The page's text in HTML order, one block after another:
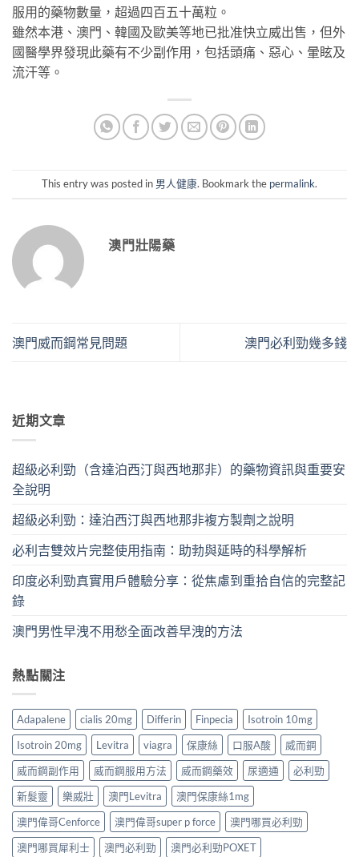
服用的藥物數量，超過四百五十萬粒。
雖然本港、澳門、韓國及歐美等地已批准快立威出售，但外
國醫學界發現此藥有不少副作用，包括頭痛、惡心、暈眩及
流汗等。
This entry was posted in 男人健康. Bookmark the permalink.
澳門壯陽藥
澳門威而鋼常見問題 澳門必利勁幾多錢
近期文章
超級必利勁（含達泊西汀與西地那非）的藥物資訊與重要安
全說明
超級必利勁：達泊西汀與西地那非複方製劑之說明
必利吉雙效片完整使用指南：助勃與延時的科學解析
印度必利勁真實用戶體驗分享：從焦慮到重拾自信的完整記
錄
澳門男性早洩不用愁全面改善早洩的方法
熱點關注
Adapalene cialis 20mg Differin Finpecia
Isotroin 10mg
Isotroin 20mg
Levitra viagra 保康絲 口服A酸
威而鋼
威而鋼副作用
威而鋼服用方法 威而鋼藥效 尿適通
必利勁
新髮靈
樂威壯 澳門Levitra
澳門保康絲1mg
澳門偉哥Cenforce
澳門偉哥super p force
澳門哪買必利勁
澳門哪買犀利士
澳門必利勁 澳門必利勁POXET